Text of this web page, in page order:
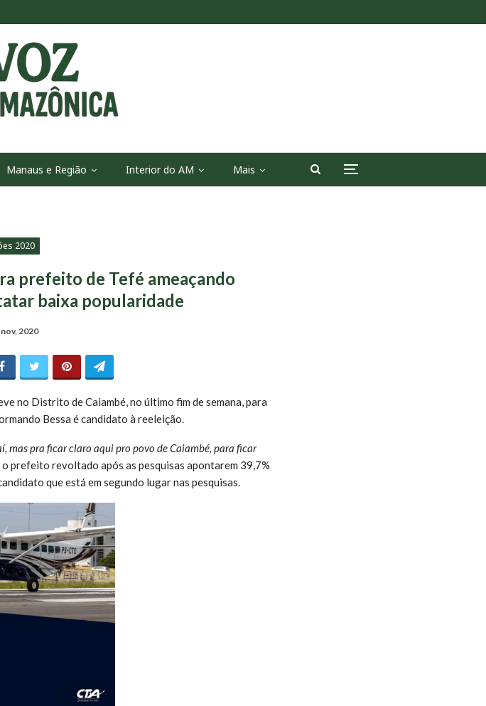
Manaus e Região Interior do AM Mais
2020
prefeito de Tefé ameaçando
baixa popularidade
nov, 2020
no Distrito de Caiambé, no último fim de semana, para
Bessa é candidato à reeleição.
mas pra ficar claro aqui pro povo de Caiambé, para ficar
o prefeito revoltado após as pesquisas apontarem 39,7%
que está em segundo lugar nas pesquisas.